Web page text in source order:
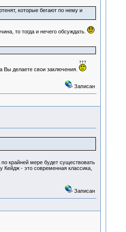
которые бегают по нему и
то тогда и нечего обсуждать.
Вы делаете свои заключения.
Записан
крайней мере будет существовать
Кейдж - это современная классика,
Записан